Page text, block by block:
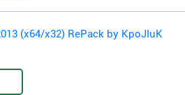
(x64/x32) RePack by KpoJIuK